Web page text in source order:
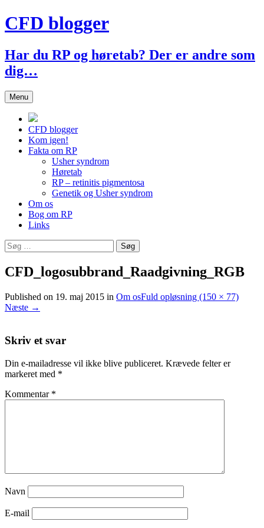
Hop
til
CFD blogger
Har du RP og høretab? Der er andre som
dig…
Menu
CFD blogger
Kom igen!
Fakta om RP
Usher syndrom
Høretab
RP – retinitis pigmentosa
Genetik og Usher syndrom
Om os
Bog om RP
Links
Søg
efter:
CFD_logosubbrand_Raadgivning_RGB
Published on 19. maj 2015 in Om osFuld opløsning (150 × 77)
Næste →
Skriv et svar
Din e-mailadresse vil ikke blive publiceret. Krævede felter er
markeret med *
Kommentar *
Navn
E-mail